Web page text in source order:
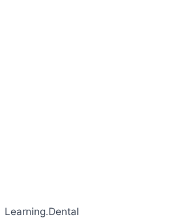
Learning.Dental